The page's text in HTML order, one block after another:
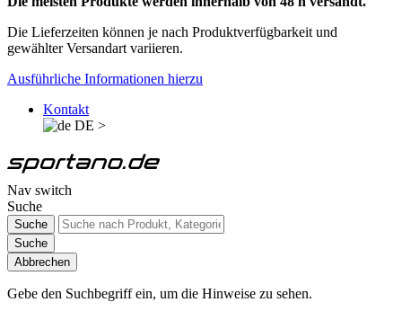
Die Lieferzeiten können je nach Produktverfügbarkeit und
gewählter Versandart variieren.
Ausführliche Informationen hierzu
Kontakt
DE >
Nav switch
Suche
Suche
Suche
Abbrechen
Gebe den Suchbegriff ein, um die Hinweise zu sehen.